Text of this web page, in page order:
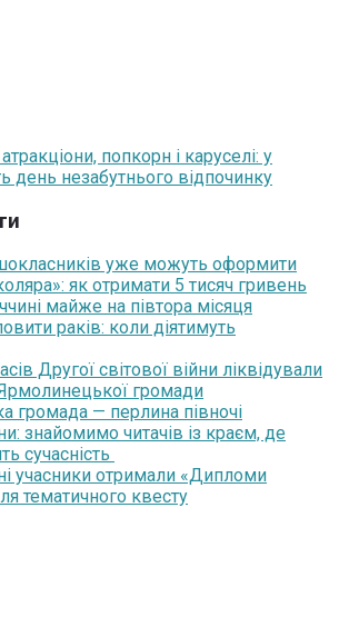
попкорн і каруселі: у
день незабутнього відпочинку
уже можуть оформити
як отримати 5 тисяч гривень
майже на півтора місяця
раків: коли діятимуть
Другої світової війни ліквідували
Ярмолинецької громади
громада — перлина півночі
знайомимо читачів із краєм, де
сучасність
учасники отримали «Дипломи
тематичного квесту